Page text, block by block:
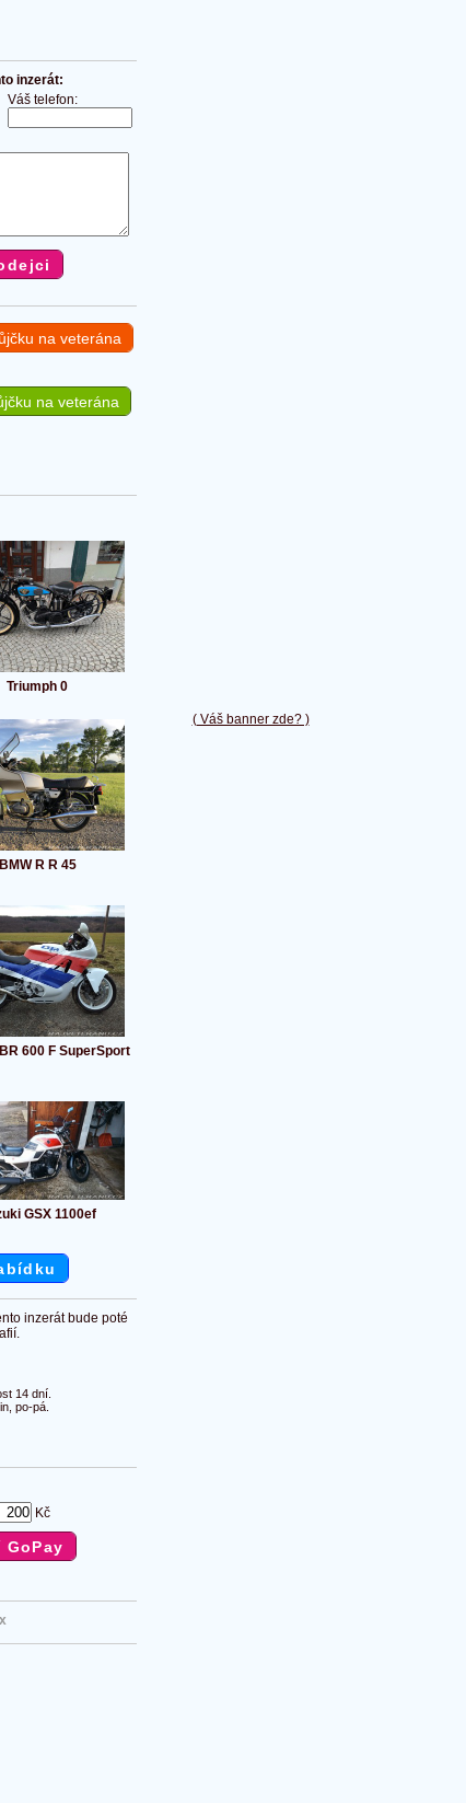
( Váš banner zde? )
inzerát:
Váš telefon:
na veterána
na veterána
Triumph 0
BMW R R 45
600 F SuperSport
GSX 1100ef
inzerát bude poté
14 dní.
po-pá.
Kč